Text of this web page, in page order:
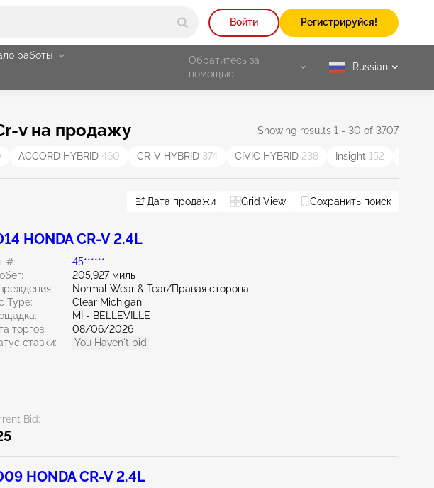
Войти Регистрируйся!
работы
Обратитесь за
помощью
selected
Russian
v на продажу Showing results 1 - 30 of 3707
ACCORD HYBRID 460 CR-V HYBRID 374 CIVIC HYBRID 238 Insight 152
Дата продажи Grid View Сохранить поиск
HONDA CR-V 2.4L
#:
45******
205,927 миль
Normal Wear & Tear/Правая сторона
Type:
Clear Michigan
MI - BELLEVILLE
торгов:
08/06/2026
ставки:
You Haven't bid
Bid:
HONDA CR-V 2.4L